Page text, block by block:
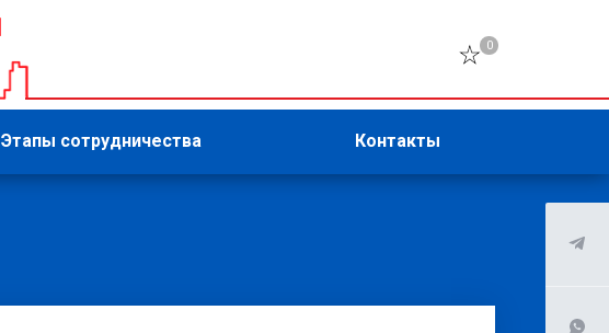
0
Этапы сотрудничества Контакты